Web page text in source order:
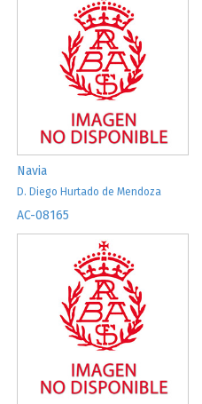
Navia
D. Diego Hurtado de Mendoza
AC-08165